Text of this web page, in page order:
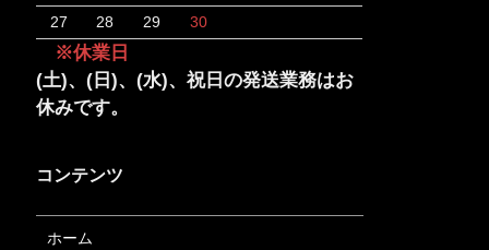
27
28 29 30
※休業日
(土)、(日)、(水)、祝日の発送業務はお
休みです。
コンテンツ
ホーム